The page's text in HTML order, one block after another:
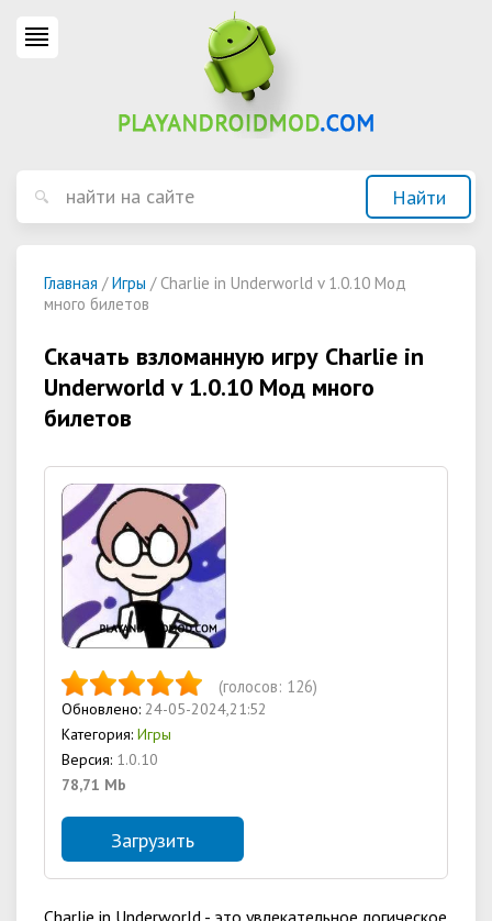
Главная /Игры / Charlie in Underworld v 1.0.10 Мод
много билетов
Скачать взломанную игру Charlie in
Underworld v 1.0.10 Мод много
билетов
(голосов: 126)
Обновлено: 24-05-2024,21:52
Категория: Игры
Версия: 1.0.10
78,71 Mb
Загрузить
Charlie in Underworld - это увлекательное логическое